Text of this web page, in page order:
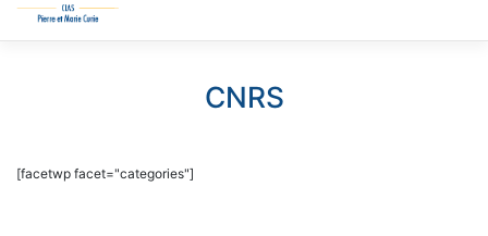
CNRS
[facetwp facet="categories"]